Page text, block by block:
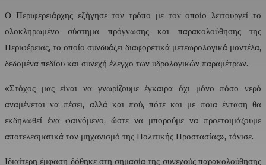
Ο Περιφερειάρχης εξήγησε τον τρόπο με τον οποίο λειτουργεί το
ολοκληρωμένο σύστημα πρόγνωσης και παρακολούθησης της
Περιφέρειας, το οποίο συνδυάζει διαφορετικά μετεωρολογικά μοντέλα,
δεδομένα πεδίου και συνεχή έλεγχο των υδρολογικών παραμέτρων.
«Στόχος μας είναι να γνωρίζουμε έγκαιρα όχι μόνο πόσο νερό
αναμένεται να πέσει, αλλά και πού, πότε και με ποια ένταση θα
εκδηλωθεί ένα φαινόμενο, ώστε να μπορούμε να προετοιμάζουμε
αποτελεσματικά τον μηχανισμό της Πολιτικής Προστασίας», τόνισε.
Ιδιαίτερη έμφαση δόθηκε στη σημασία της συνεχούς παρακολούθησης